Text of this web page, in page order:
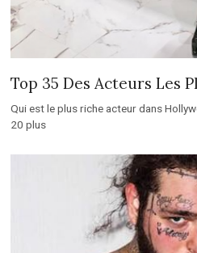
Top 35 Des Acteurs Les
Qui est le plus riche acteur dans
20 plus